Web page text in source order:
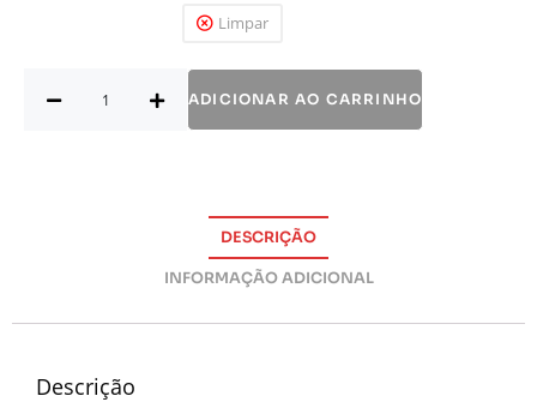
Limpar
ADICIONAR AO CARRINHO
DESCRIÇÃO
INFORMAÇÃO ADICIONAL
Descrição